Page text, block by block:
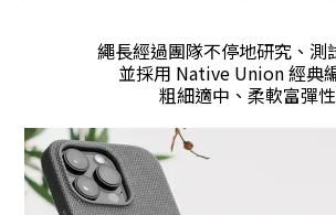
繩長經過團隊不停地研究、測
並採用 Native Union 經典
粗細適中、柔軟富彈性